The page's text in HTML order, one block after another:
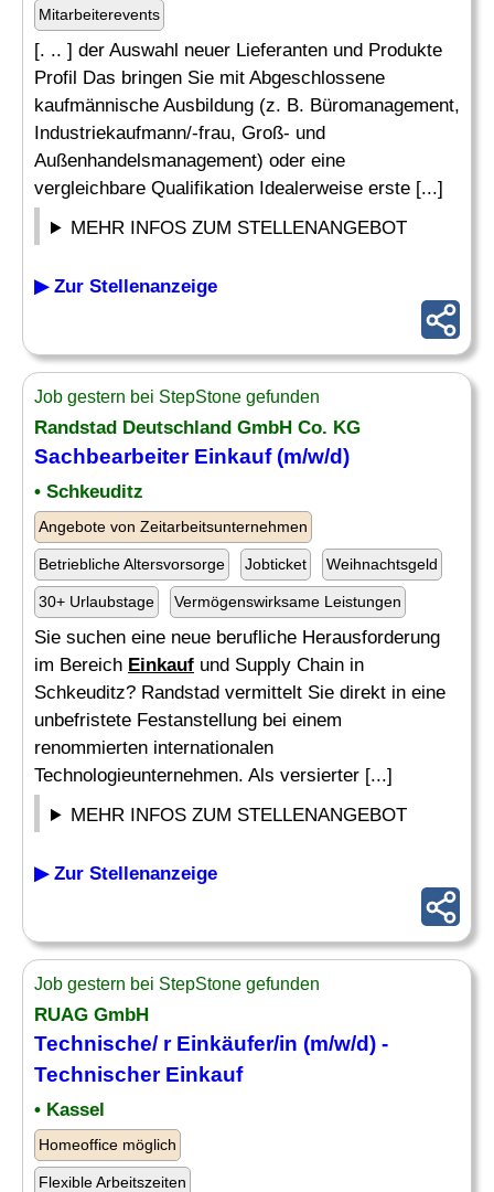
Mitarbeiterevents
[. .. ] der Auswahl neuer Lieferanten und Produkte
Profil Das bringen Sie mit Abgeschlossene
kaufmännische Ausbildung (z. B. Büromanagement,
Industriekaufmann/-frau, Groß- und
Außenhandelsmanagement) oder eine
vergleichbare Qualifikation Idealerweise erste [...]
MEHR INFOS ZUM STELLENANGEBOT
▶ Zur Stellenanzeige
Job gestern bei StepStone gefunden
Randstad Deutschland GmbH Co. KG
Sachbearbeiter Einkauf(m/w/d)
• Schkeuditz
Angebote von Zeitarbeitsunternehmen
Betriebliche Altersvorsorge Jobticket Weihnachtsgeld
30+ Urlaubstage Vermögenswirksame Leistungen
Sie suchen eine neue berufliche Herausforderung
im Bereich Einkauf und Supply Chain in
Schkeuditz? Randstad vermittelt Sie direkt in eine
unbefristete Festanstellung bei einem
renommierten internationalen
Technologieunternehmen. Als versierter [...]
MEHR INFOS ZUM STELLENANGEBOT
▶ Zur Stellenanzeige
Job gestern bei StepStone gefunden
RUAG GmbH
Technische/ r Einkäufer/in (m/w/d) -
Technischer Einkauf
• Kassel
Homeoffice möglich
Flexible Arbeitszeiten